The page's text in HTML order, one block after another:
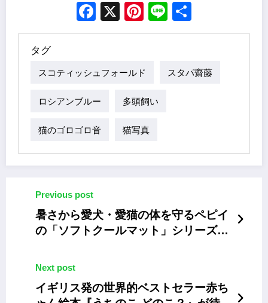
Facebook
X Pinterest
Line
タグ
スコティッシュフォールド スタパ齋藤
ロシアンブルー 多頭飼い
猫のゴロゴロ音 猫写真
Previous post
暑さから愛犬・愛猫の体を守るペピイ
の「ソフトクールマット」シリーズか
Next post
イギリス発の世界的ベストセラー⾚ち